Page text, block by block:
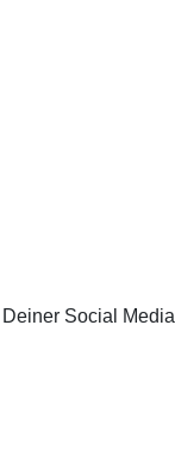
Social